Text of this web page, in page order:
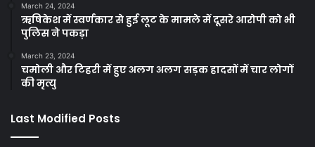
March 24, 2024
ऋषिकेश में स्वर्णकार से हुई लूट के मामले में दूसरे आरोपी को भी
पुलिस ने पकड़ा
March 23, 2024
चमोली और टिहरी में हुए अलग अलग सड़क हादसों में चार लोगों
की मृत्यु
Last Modified Posts